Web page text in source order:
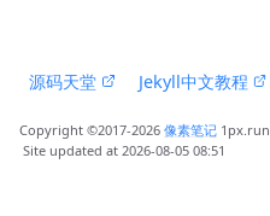
源码天堂 Jekyll中文教程
Copyright ©2017-2026 像素笔记 1px.run
Site updated at 2026-08-05 08:51